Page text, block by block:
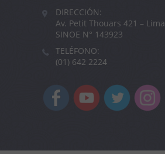
DIRECCIÓN:
Av. Petit Thouars 421 – Lima
SINOE N° 143923
TELÉFONO:
(01) 642 2224